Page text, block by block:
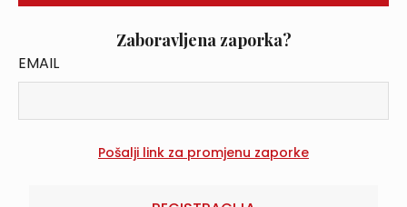
Zaboravljena zaporka?
EMAIL